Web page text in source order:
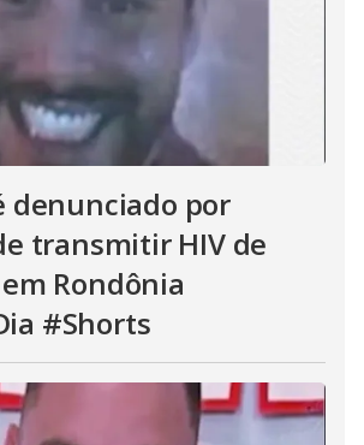
denunciado por
transmitir HIV de
Rondônia
#Shorts